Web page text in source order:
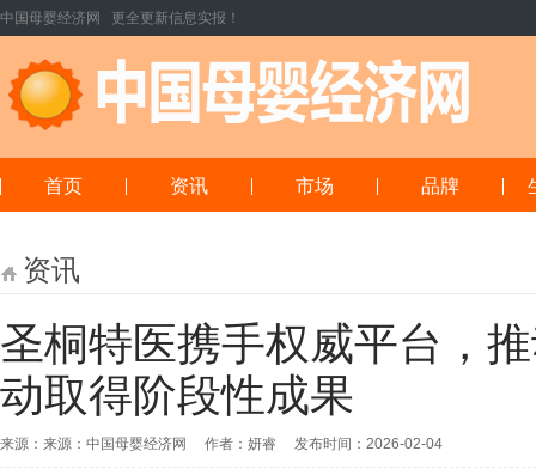
中国母婴经济网 更全更新信息实报！
首页 资讯 市场 品牌
资讯
圣桐特医携手权威平台，
动取得阶段性成果
来源：来源：中国母婴经济网 作者：妍睿 发布时间：2026-02-04